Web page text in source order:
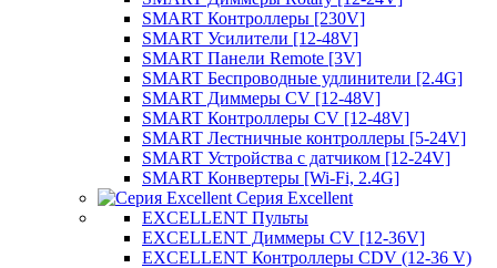
SMART Контроллеры [230V]
SMART Усилители [12-48V]
SMART Панели Remote [3V]
SMART Беспроводные удлинители [2.4G]
SMART Диммеры CV [12-48V]
SMART Контроллеры CV [12-48V]
SMART Лестничные контроллеры [5-24V]
SMART Устройства с датчиком [12-24V]
SMART Конвертеры [Wi-Fi, 2.4G]
Серия Excellent
EXCELLENT Пульты
EXCELLENT Диммеры CV [12-36V]
EXCELLENT Контроллеры CDV (12-36 V)